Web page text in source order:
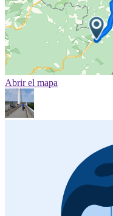
Abrir el mapa